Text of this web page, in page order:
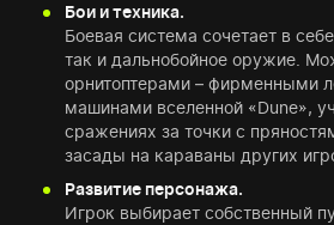
Бои и техника.
Боевая система сочетает в
так и дальнобойное оружие.
орнитоптерами – фирменными
машинами вселенной «Dune»,
сражениях за точки с
засады на караваны других
Развитие персонажа.
Игрок выбирает собственный